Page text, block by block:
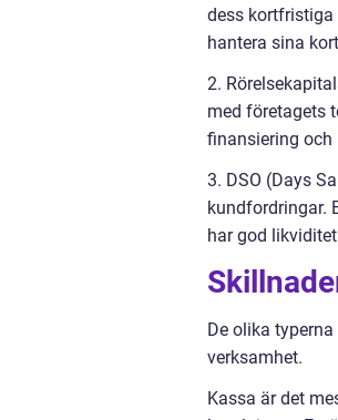
dess
hantera sina
2.
med företagets
finansiering och
3. DSO (Days
kundfordringar.
har god
De olika
verksamhet.
Kassa är det